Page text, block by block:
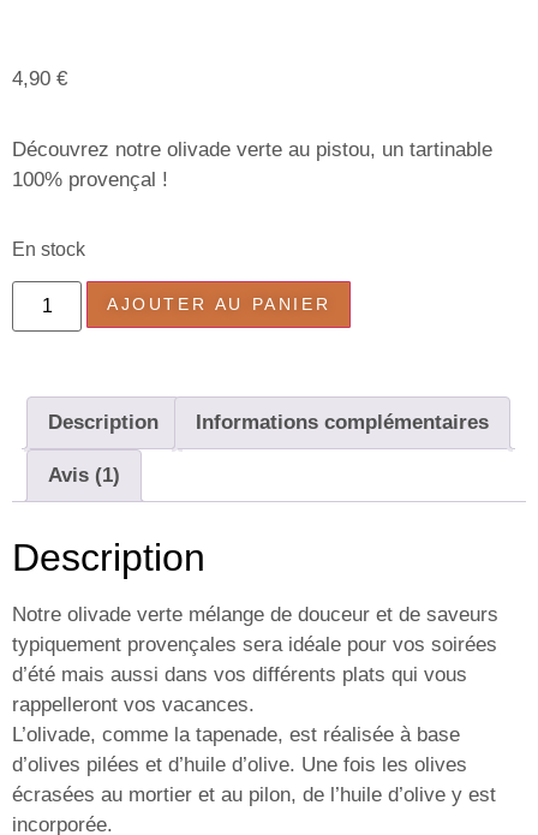
client
4,90 €
Découvrez notre olivade verte au pistou, un tartinable
100% provençal !
En stock
AJOUTER AU PANIER
Description Informations complémentaires
Avis (1)
Description
Notre olivade verte mélange de douceur et de saveurs
typiquement provençales sera idéale pour vos soirées
d’été mais aussi dans vos différents plats qui vous
rappelleront vos vacances.
L’olivade, comme la tapenade, est réalisée à base
d’olives pilées et d’huile d’olive. Une fois les olives
écrasées au mortier et au pilon, de l’huile d’olive y est
incorporée.